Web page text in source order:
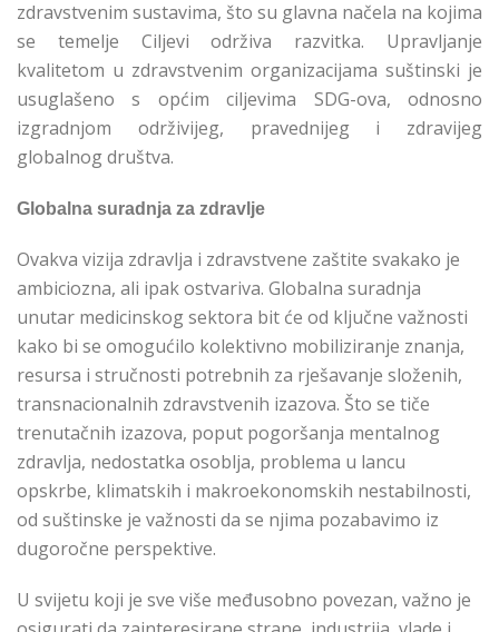
zdravstvenim sustavima, što su glavna načela na kojima
se temelje Ciljevi održiva razvitka. Upravljanje
kvalitetom u zdravstvenim organizacijama suštinski je
usuglašeno s općim ciljevima SDG-ova, odnosno
izgradnjom održivijeg, pravednijeg i zdravijeg
globalnog društva.
Globalna suradnja za zdravlje
Ovakva vizija zdravlja i zdravstvene zaštite svakako je
ambiciozna, ali ipak ostvariva. Globalna suradnja
unutar medicinskog sektora bit će od ključne važnosti
kako bi se omogućilo kolektivno mobiliziranje znanja,
resursa i stručnosti potrebnih za rješavanje složenih,
transnacionalnih zdravstvenih izazova. Što se tiče
trenutačnih izazova, poput pogoršanja mentalnog
zdravlja, nedostatka osoblja, problema u lancu
opskrbe, klimatskih i makroekonomskih nestabilnosti,
od suštinske je važnosti da se njima pozabavimo iz
dugoročne perspektive.
U svijetu koji je sve više međusobno povezan, važno je